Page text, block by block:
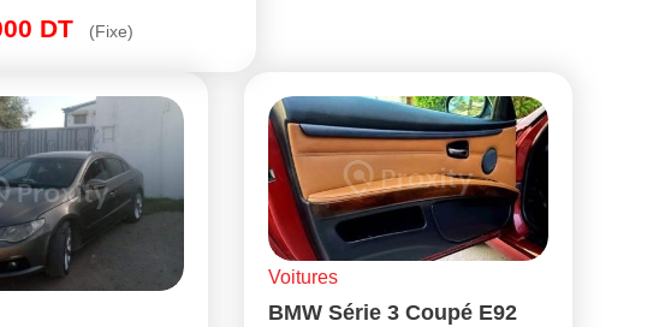
DT (Fixe)
Voitures
BMW Série 3 Coupé E92